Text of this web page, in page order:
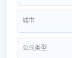
城市
公司类型